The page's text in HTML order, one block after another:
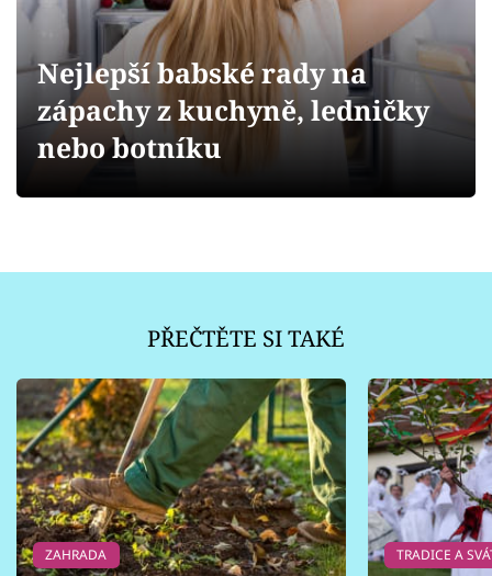
Přihlášení
Sledujte nás
Nejlepší babské rady na
zápachy z kuchyně, ledničky
nebo botníku
PŘEČTĚTE SI TAKÉ
ZAHRADA TRADICE A